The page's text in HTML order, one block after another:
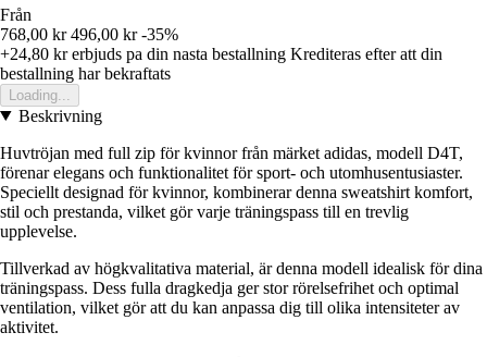
Från
768,00 kr 496,00 kr -35%
+24,80 krerbjuds pa din nasta bestallning Krediteras efter att din
bestallning har bekraftats
Loading...
Beskrivning
Huvtröjan med full zip för kvinnor från märket adidas, modell D4T,
förenar elegans och funktionalitet för sport- och utomhusentusiaster.
Speciellt designad för kvinnor, kombinerar denna sweatshirt komfort,
stil och prestanda, vilket gör varje träningspass till en trevlig
upplevelse.
Tillverkad av högkvalitativa material, är denna modell idealisk för dina
träningspass. Dess fulla dragkedja ger stor rörelsefrihet och optimal
ventilation, vilket gör att du kan anpassa dig till olika intensiteter av
aktivitet.